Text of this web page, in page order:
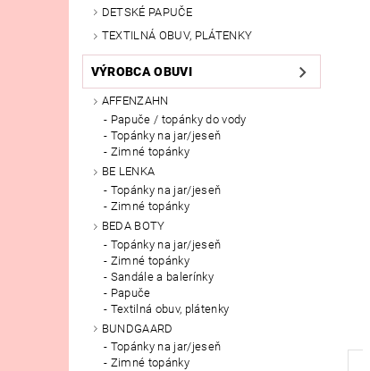
DETSKÉ PAPUČE
TEXTILNÁ OBUV, PLÁTENKY
VÝROBCA OBUVI
AFFENZAHN
Papuče / topánky do vody
Topánky na jar/jeseň
Zimné topánky
BE LENKA
Topánky na jar/jeseň
Zimné topánky
BEDA BOTY
Topánky na jar/jeseň
Zimné topánky
Sandále a balerínky
Papuče
Textilná obuv, plátenky
BUNDGAARD
Topánky na jar/jeseň
Zimné topánky